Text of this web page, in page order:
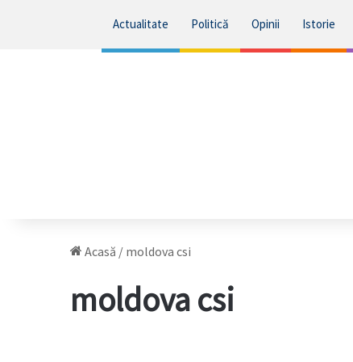
Actualitate Politică Opinii Istorie
Acasă / moldova csi
moldova csi